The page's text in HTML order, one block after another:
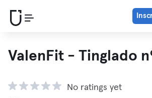
ValenFit - Tinglado
No ratings yet